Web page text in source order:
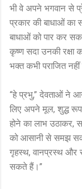
भी वे अपने भगवान से
प्रकार की बाधाओं
बाधाओं को पार कर
कृष्ण सदा उनकी रक्षा
भक्त कभी पराजित नहीं
“हे प्रभु,” देवताओं ने
लिए अपने मूल, शुद्ध
होने का लाभ उठाकर,
को आसानी से समझ सकते
गृहस्थ, वानप्रस्थ और
सकते हैं।”